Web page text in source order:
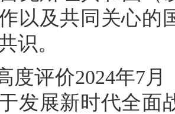
以及共同关心的
识。
度评价2024年7
发展新时代全面